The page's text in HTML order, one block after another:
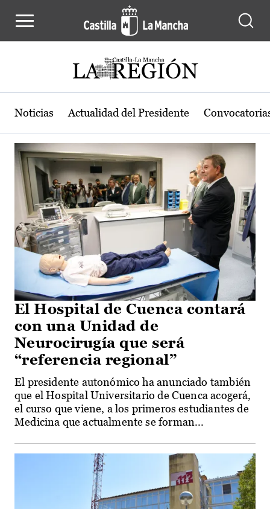
Actualidad de la región de Castilla-
Noticias Actualidad del Presidente
El Hospital de Cuenca contará
con una Unidad de
Neurocirugía que será
“referencia regional”
El presidente autonómico ha anunciado también
que el Hospital Universitario de Cuenca acogerá,
el curso que viene, a los primeros estudiantes de
Medicina que actualmente se forman...